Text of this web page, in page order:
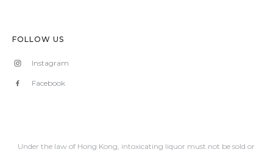
FOLLOW US
Instagram
Facebook
Under the law of Hong Kong, intoxicating liquor must not be sold or